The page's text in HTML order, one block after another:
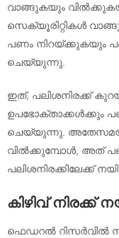
വാങ്ങുകയും
സെക്യൂരിറ്റികൾ
പണം നിറയ്ക്കുകയും
ചെയ്യുന്നു.
ഇത്, പലിശനിരക്ക്
ഉപഭോക്താക്കൾക്കും
ചെയ്യുന്നു.
വിൽക്കുമ്പോൾ, അത്
പലിശനിരക്കിലേക്ക്
കിഴിവ് നിരക്ക്
ഫെഡറൽ റിസർവിൽ